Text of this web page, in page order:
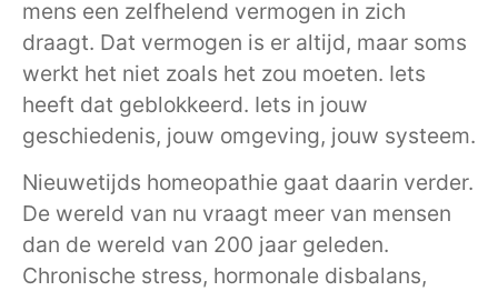
mens een zelfhelend vermogen in zich
draagt. Dat vermogen is er altijd, maar soms
werkt het niet zoals het zou moeten. Iets
heeft dat geblokkeerd. Iets in jouw
geschiedenis, jouw omgeving, jouw systeem.
Nieuwetijds homeopathie gaat daarin verder.
De wereld van nu vraagt meer van mensen
dan de wereld van 200 jaar geleden.
Chronische stress, hormonale disbalans,